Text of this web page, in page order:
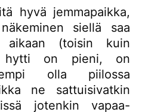
hyvä jemmapaikka,
siellä saa
aikaan (toisin kuin
hytti on pieni, on
olla piilossa
ne sattuisivatkin
jotenkin vapaa-